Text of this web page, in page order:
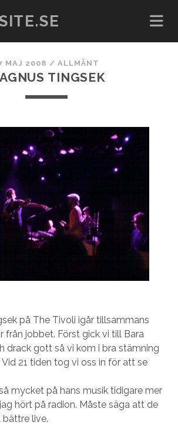
MAJ 2008 / ALLMÄNT
TINGSEK
på The Tivoli igår tillsammans
från jobbet. Först gick vi till Bara
drack gott så vi kom i bra stämning
21 tiden tog vi oss in för att se
mycket på hans musik tidigare mer
hört på radion. Måste säga att de
live.